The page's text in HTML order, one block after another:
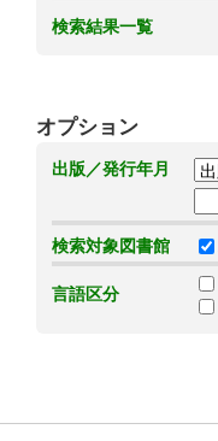
検索結果一覧
オプション
出版／発行年月
検索対象図書館
言語区分